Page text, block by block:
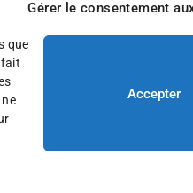
Gérer le consentement
que
Accepter